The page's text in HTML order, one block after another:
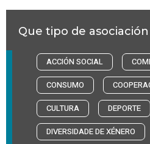
Que tipo de
ACCIÓN SOCIAL
CONSUMO
CULTURA
DEPORTE
DIVERSIDADE DE XÉNERO